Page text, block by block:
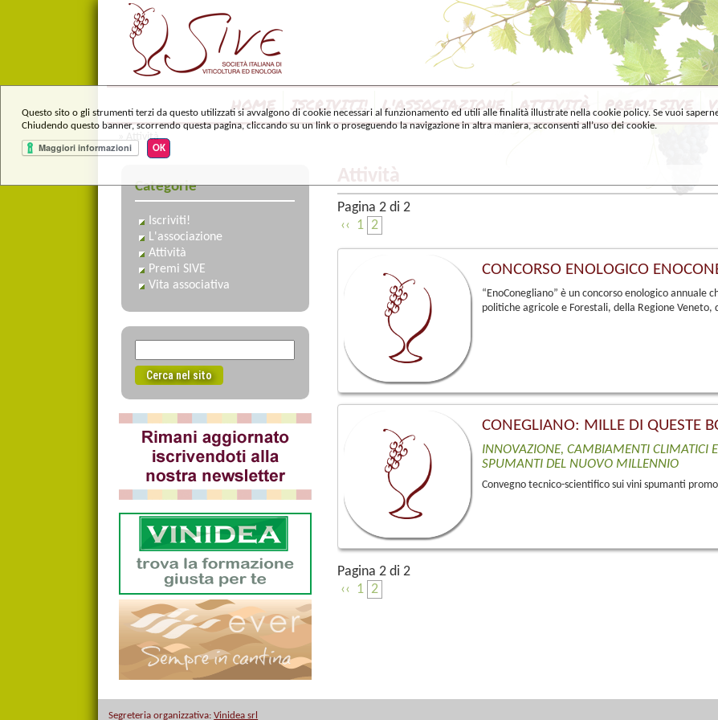
HOME ISCRIVITI! L'ASSOCIAZIONE ATTIVITÀ PREMI SIVE
» Attività
Attività
Pagina 2 di 2
‹‹ 1 2
CONCORSO ENOLOGICO
“EnoConegliano” è un concorso enologico annuale
politiche agricole e Forestali, della Regione Veneto,
CONEGLIANO: MILLE DI QUESTE
INNOVAZIONE, CAMBIAMENTI CLIMATICI
SPUMANTI DEL NUOVO MILLENNIO
Convegno tecnico-scientifico sui vini spumanti
Pagina 2 di 2
‹‹ 1 2
Categorie
Iscriviti!
L'associazione
Attività
Premi SIVE
Vita associativa
Segreteria organizzativa:Vinidea srl
Questo sito o gli strumenti terzi da questo utilizzati si avvalgono di cookie necessari al funzionamento ed utili alle finalità illustrate nella cookie policy. Se vuoi
Chiudendo questo banner, scorrendo questa pagina, cliccando su un link o proseguendo la navigazione in altra maniera, acconsenti all’uso dei cookie.
OK